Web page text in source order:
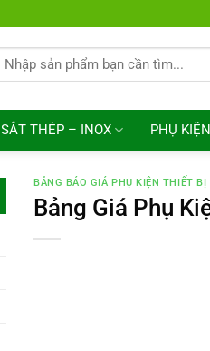
Tìm
SẮT THÉP – INOX PHỤ
BẢNG BÁO GIÁ PHỤ KIỆN THIẾT BỊ
Bảng Giá Phụ